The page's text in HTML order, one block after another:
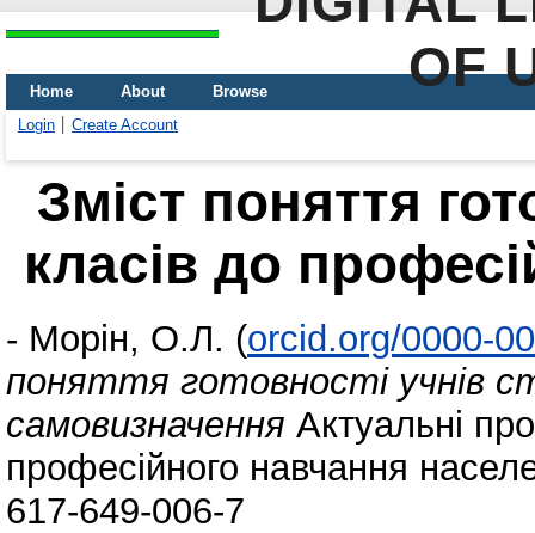
OF
Home About
Browse
Login
Create Account
Зміст поняття
класів до
- Морін, О.Л. (orcid.org/0000-
поняття готовності учнів
самовизначення Актуальні
професійного навчання
617-649-006-7